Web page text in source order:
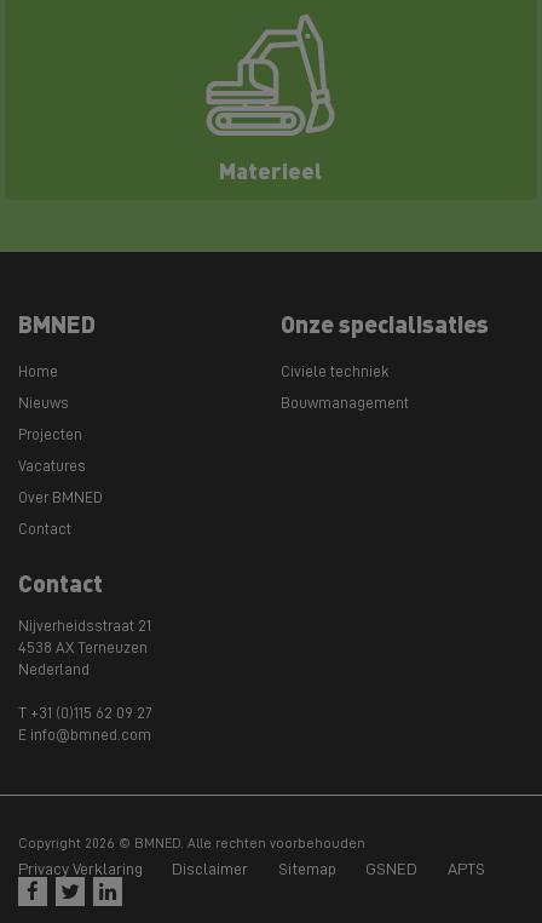
Materieel
BMNED
Home
Nieuws
Projecten
Vacatures
Over BMNED
Contact
Onze specialisaties
Civiele techniek
Bouwmanagement
Contact
Nijverheidsstraat 21
4538 AX Terneuzen
Nederland
T +31 (0)115 62 09 27
E info@bmned.com
Copyright 2026 © BMNED. Alle rechten voorbehouden
Privacy Verklaring Disclaimer Sitemap GSNED APTS
  